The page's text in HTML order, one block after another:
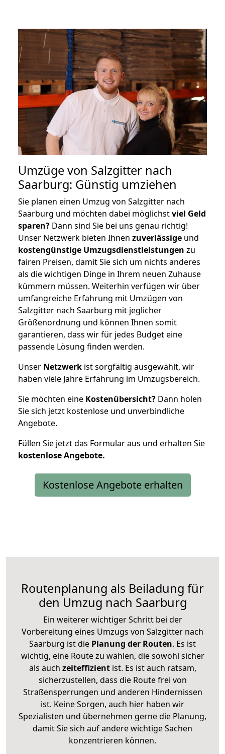
Umzüge von Salzgitter nach
Saarburg: Günstig umziehen
Sie planen einen Umzug von Salzgitter nach
Saarburg und möchten dabei möglichstviel Geld
sparen? Dann sind Sie bei uns genau richtig!
Unser Netzwerk bieten Ihnen zuverlässige und
kostengünstige Umzugsdienstleistungen zu
fairen Preisen, damit Sie sich um nichts anderes
als die wichtigen Dinge in Ihrem neuen Zuhause
kümmern müssen. Weiterhin verfügen wir über
umfangreiche Erfahrung mit Umzügen von
Salzgitter nach Saarburg mit jeglicher
Größenordnung und können Ihnen somit
garantieren, dass wir für jedes Budget eine
passende Lösung finden werden.
Unser Netzwerk ist sorgfältig ausgewählt, wir
haben viele Jahre Erfahrung im Umzugsbereich.
Sie möchten eine Kostenübersicht? Dann holen
Sie sich jetzt kostenlose und unverbindliche
Angebote.
Füllen Sie jetzt das Formular aus und erhalten Sie
kostenloseAngebote.
Kostenlose Angebote erhalten
Routenplanung als Beiladung für
den Umzug nach Saarburg
Ein weiterer wichtiger Schritt bei der
Vorbereitung eines Umzugs von Salzgitter nach
Saarburg ist die Planung der Routen. Es ist
wichtig, eine Route zu wählen, die sowohl sicher
als auch zeiteffizientist. Es ist auch ratsam,
sicherzustellen, dass die Route frei von
Straßensperrungen und anderen Hindernissen
ist. Keine Sorgen, auch hier haben wir
Spezialisten und übernehmen gerne die Planung,
damit Sie sich auf andere wichtige Sachen
konzentrieren können.